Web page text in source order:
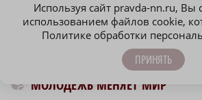
МОЛОДЕЖЬ МЕНЯЕТ МИР
Используя сайт pravda-nn.ru, Вы
использованием файлов cookie,
Политике обработки
ПРИНЯТЬ